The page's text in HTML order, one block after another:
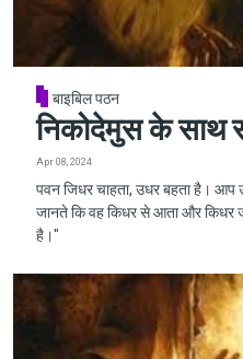
बाइबिल पठन
निकोदेमुस के साथ
Apr 08, 2024
पवन जिधर चाहता, उधर बहता है।
जानते कि वह किधर से आता और किधर
है।"